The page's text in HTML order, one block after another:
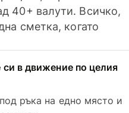
40+ валути. Всичко,
сметка, когато
си в движение по целия
ръка на едно място и